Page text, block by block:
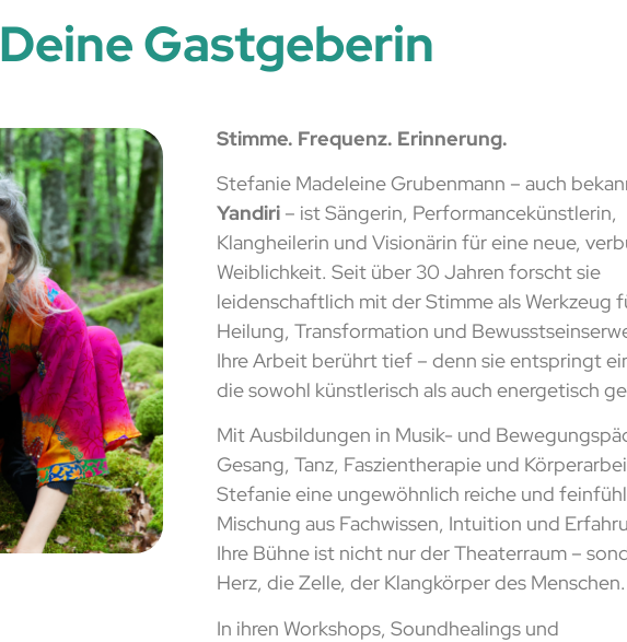
Deine Gastgeberin
Stimme. Frequenz. Erinnerung.
Stefanie Madeleine Grubenmann – auch
Yandiri – ist Sängerin, Performancekünstlerin,
Klangheilerin und Visionärin für eine neue,
Weiblichkeit. Seit über 30 Jahren forscht sie
leidenschaftlich mit der Stimme als Werkzeug
Heilung, Transformation und
Ihre Arbeit berührt tief – denn sie entspringt
die sowohl künstlerisch als auch energetisch
Mit Ausbildungen in Musik- und
Gesang, Tanz, Faszientherapie und
Stefanie eine ungewöhnlich reiche und
Mischung aus Fachwissen, Intuition und
Ihre Bühne ist nicht nur der Theaterraum –
Herz, die Zelle, der Klangkörper des Menschen.
In ihren Workshops, Soundhealings und